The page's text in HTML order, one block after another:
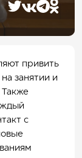
привить
занятии и
Также
с